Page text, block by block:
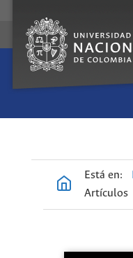
Está en:
Artículos